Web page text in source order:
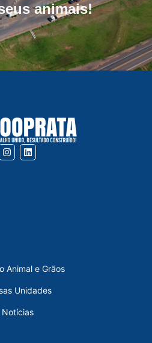
animais!
Animal e Grãos
Unidades
Notícias